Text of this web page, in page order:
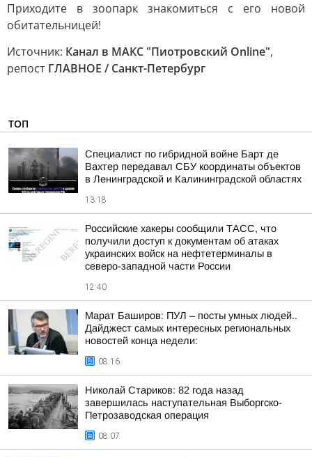
Приходите в зоопарк знакомиться с его новой
обитательницей!
Источник: Канал в МАКС "Пиотровский Online",
репост ГЛАВНОЕ / Санкт-Петербург
ТОП
Специалист по гибридной войне Барт де
Вахтер передавал СБУ координаты объектов
в Ленинградской и Калининградской областях
13:18
Российские хакеры сообщили ТАСС, что
получили доступ к документам об атаках
украинских войск на нефтетерминалы в
северо-западной части России
12:40
Марат Баширов: ПУЛ – посты умных людей..
Дайджест самых интересных региональных
новостей конца недели:
08:16
Николай Стариков: 82 года назад
завершилась наступательная Выборгско-
Петрозаводская операция
08:07